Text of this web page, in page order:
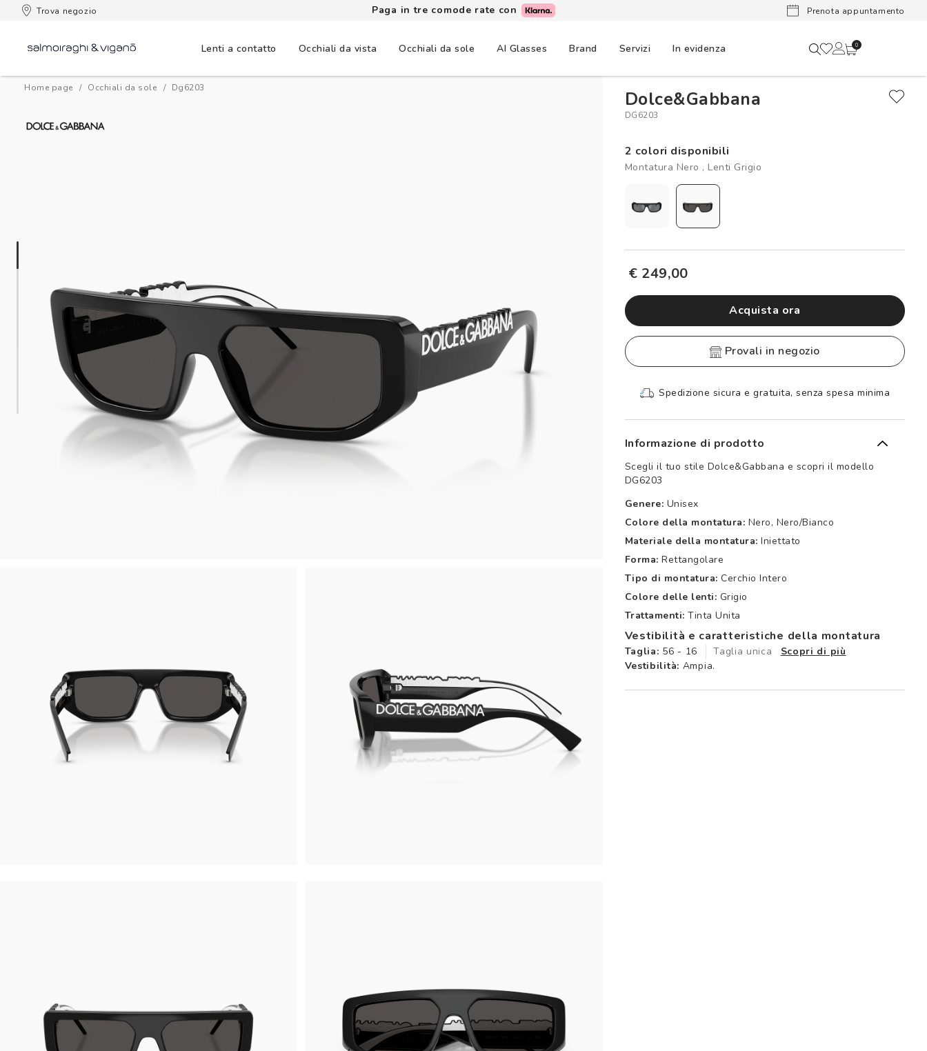
Trova negozio Paga in tre comode rate con Lenti a
Prenota appuntamento
Lenti a contatto Occhiali da vista Occhiali da sole AI Glasses Brand Servizi In evidenza 0
Home page Occhiali da sole dg6203 Dolce&Gabbana
DG6203
2 colori disponibili
Montatura Nero , Lenti Grigio
€ 249,00
Acquista ora
provali in negozio
Reso gratuito entro 30 giorni Novità: puoi pagare in contanti alla consegna Spedizione sicura e gratuita, senza spesa minima
Informazione di prodotto
Scegli il tuo stile Dolce&Gabbana e scopri il modello
DG6203
Genere: Unisex
Colore della montatura: Nero, Nero/bianco
Materiale della montatura: Iniettato
Forma: Rettangolare
Tipo di montatura: Cerchio Intero
Colore delle lenti: Grigio
Trattamenti: Tinta Unita
Vestibilità e caratteristiche della montatura
Taglia: 56 - 16 Taglia unica
Scopri di più
Vestibilità: Ampia.